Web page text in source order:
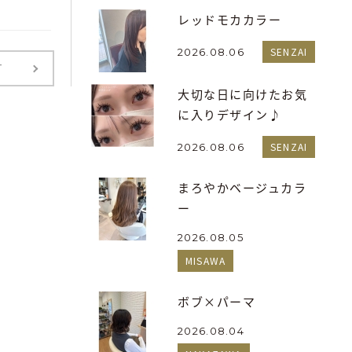
レッドモカカラー
2026.08.06 SENZAI
大切な日に向けたお気
に入りデザイン♪
2026.08.06 SENZAI
まろやかベージュカラ
ー
2026.08.05
MISAWA
ボブ×パーマ
2026.08.04